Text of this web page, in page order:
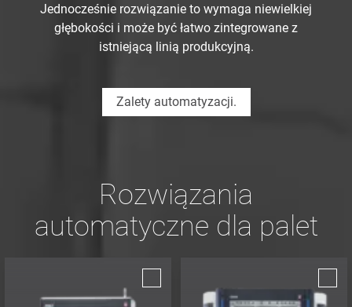
Jednocześnie rozwiązanie to wymaga niewielkiej
głębokości i może być łatwo zintegrowane z
istniejącą linią produkcyjną.
Zalety automatyzacji.
Rozwiązania
automatyczne dla palet